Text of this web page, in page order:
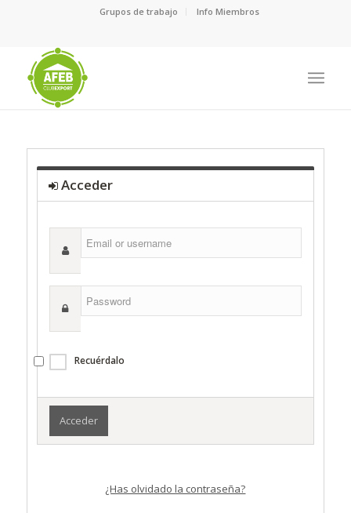
Grupos de trabajo Info Miembros
Acceder
username
Recuérdalo
¿Has olvidado la contraseña?